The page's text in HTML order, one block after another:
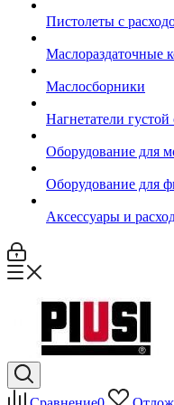
Пистолеты с
Маслораздаточные
Маслосборники
Нагнетатели густой
Оборудование для
Оборудование для
Аксессуары и